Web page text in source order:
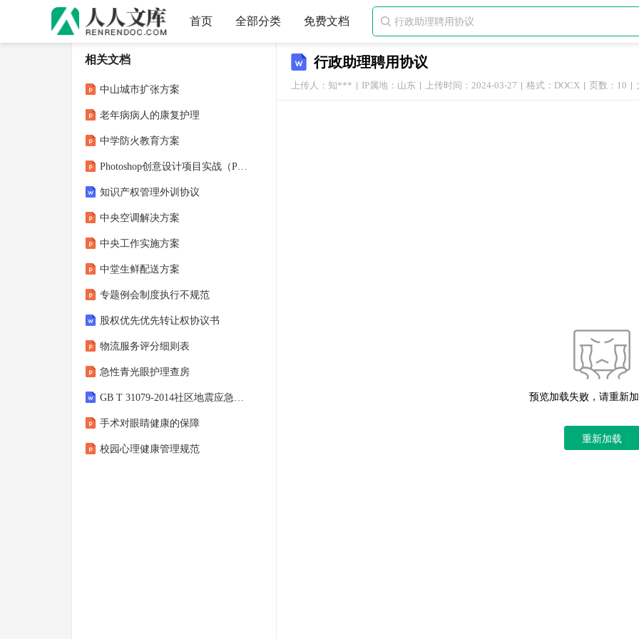
首页 全部分类 免费文档 
行政助理聘用协议
上传人：知*** IP属地：山东 上传时间：2024-03-27 格式：DOCX 页数：10
预览加载失败，请重新
重新加载
相关文档
中山城市扩张方案
老年病病人的康复护理
中学防火教育方案
Photoshop创意设计项目实战（Photoshop 2021）课件 项目5 选区工具的应用
知识产权管理外训协议
中央空调解决方案
中央工作实施方案
中堂生鲜配送方案
专题例会制度执行不规范
股权优先优先转让权协议书
物流服务评分细则表
急性青光眼护理查房
GB T 31079-2014社区地震应急指南
手术对眼睛健康的保障
校园心理健康管理规范